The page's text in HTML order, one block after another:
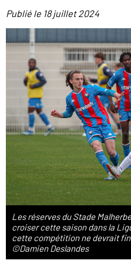
Publié le 18 juillet 2024
Les réserves du Stade
croiser cette saison dans la
cette compétition ne devrait
©Damien Deslandes